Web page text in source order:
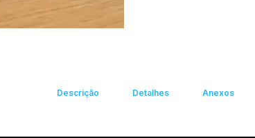
Descrição Detalhes Anexos